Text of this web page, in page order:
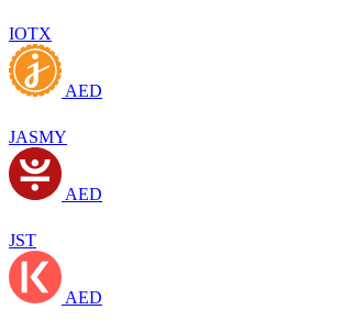
IOTX
AED
JASMY
AED
JST
AED